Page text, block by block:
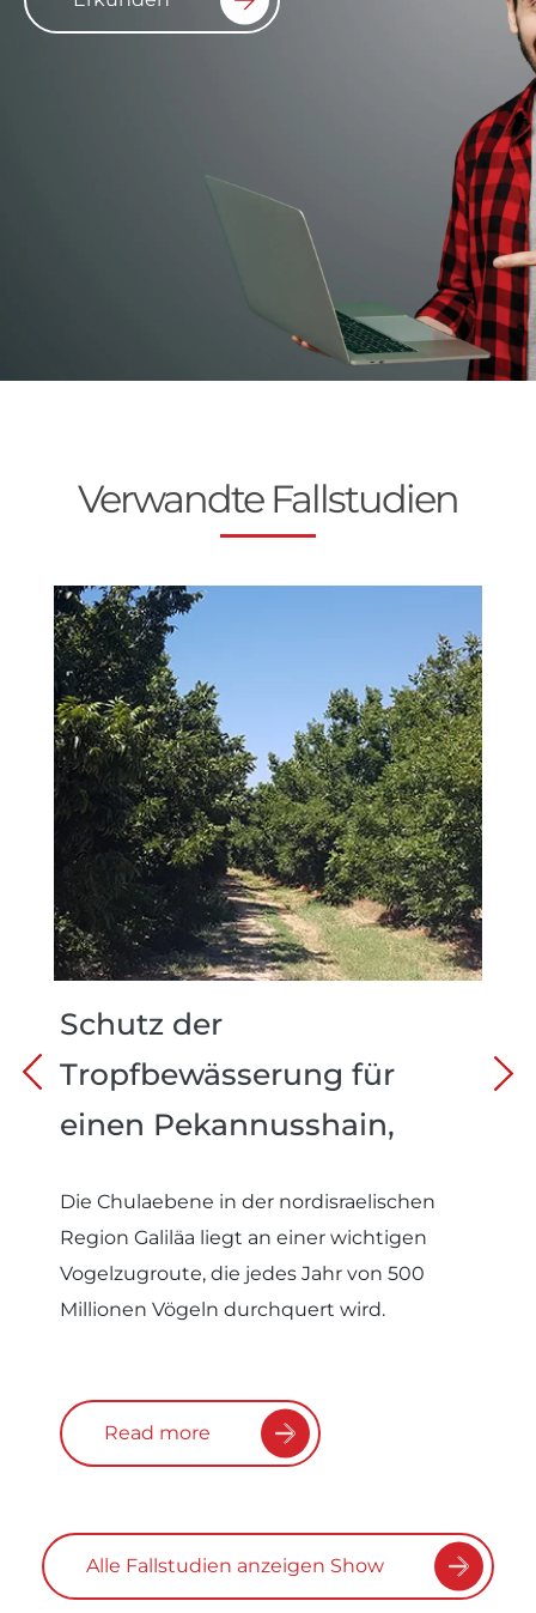
Verwandte Fallstudien
Schutz der
Tropfbewässerung für
einen Pekannusshain,
Die Chulaebene in der nordisraelischen
Region Galiläa liegt an einer wichtigen
Vogelzugroute, die jedes Jahr von 500
Millionen Vögeln durchquert wird.
Read more
Alle Fallstudien anzeigen Show